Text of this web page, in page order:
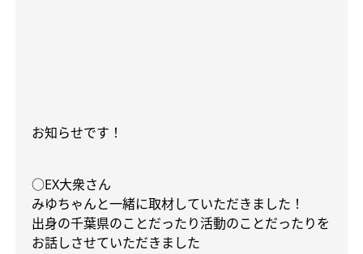
お知らせです！
○EX大衆さん
みゆちゃんと一緒に取材していただきました！
出身の千葉県のことだったり活動のことだったりを
お話しさせていただきました